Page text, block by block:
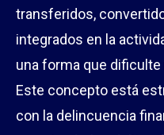
transferidos,
integrados en la
una forma que
Este concepto está
con la delincuencia